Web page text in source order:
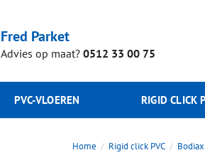
Fred Parket
Advies op maat? 0512 33 00 75
PVC-VLOEREN RIGID CLICK
Home Rigid click PVC Bodiax